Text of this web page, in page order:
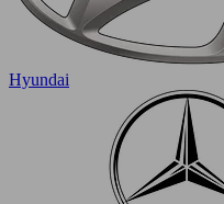
Hyundai